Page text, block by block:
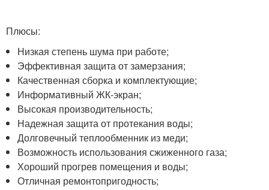
Плюсы:
Низкая степень шума при работе;
Эффективная защита от замерзания;
Качественная сборка и комплектующие;
Информативный ЖК-экран;
Высокая производительность;
Надежная защита от протекания воды;
Долговечный теплообменник из меди;
Возможность использования сжиженного газа;
Хороший прогрев помещения и воды;
Отличная ремонтопригодность;